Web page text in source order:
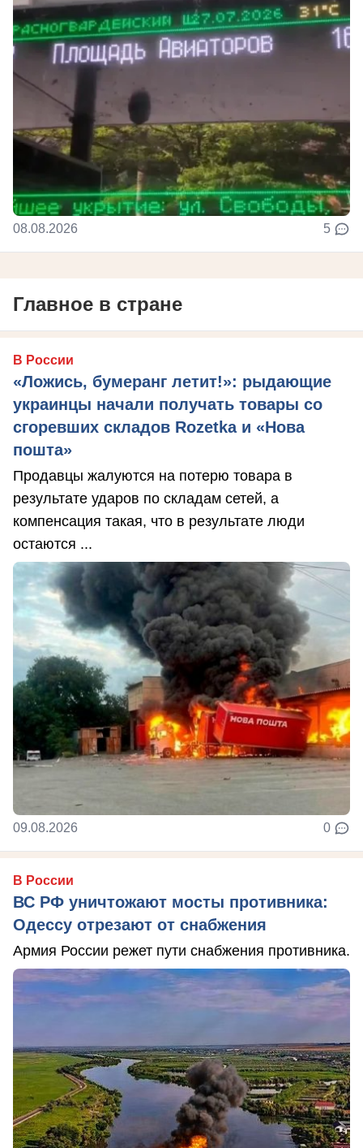
08.08.2026 5
Главное в стране
В России
«Ложись, бумеранг летит!»: рыдающие
украинцы начали получать товары со
сгоревших складов Rozetka и «Нова
пошта»
Продавцы жалуются на потерю товара в
результате ударов по складам сетей, а
компенсация такая, что в результате люди
остаются ...
09.08.2026 0
В России
ВС РФ уничтожают мосты противника:
Одессу отрезают от снабжения
Армия России режет пути снабжения противника.